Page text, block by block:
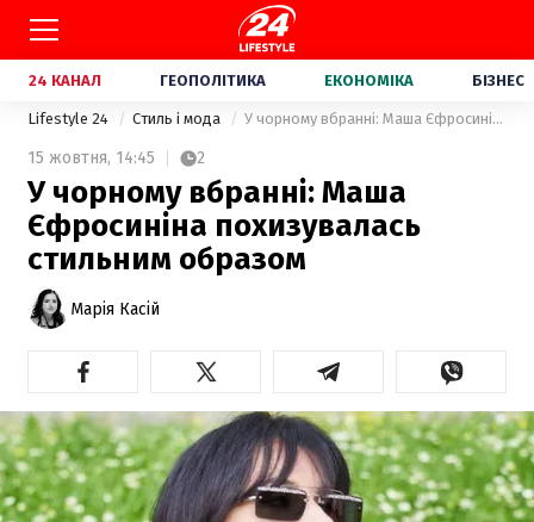
24 КАНАЛ ГЕОПОЛІТИКА ЕКОНОМІКА БІЗНЕС
Lifestyle 24 Стиль і мода У чорному вбранні: Маша Єфросиніна похизувалась стильним образом
15 жовтня, 14:45 2
У чорному вбранні: Маша
Єфросиніна похизувалась
стильним образом
Марія Касій